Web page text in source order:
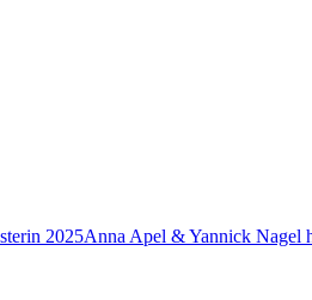
2025Anna Apel & Yannick Nagel